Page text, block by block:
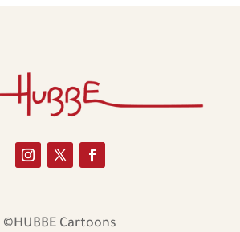
©HUBBE Cartoons